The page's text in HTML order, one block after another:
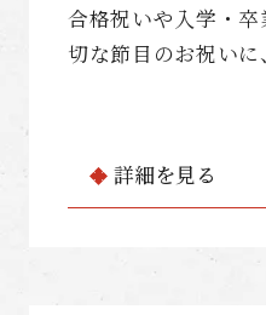
合格祝いや入学・
切な節目のお祝い
誕生日・記念日プ
ります。
詳細を見る